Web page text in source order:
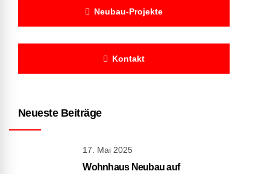
Neubau-Projekte
Kontakt
Neueste Beiträge
17. Mai 2025
Wohnhaus Neubau auf